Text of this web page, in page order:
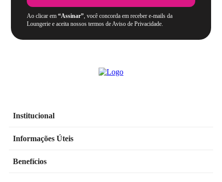
Ao clicar em“Assinar”, você concorda em receber e-mails da
Loungerie e aceita nossos termos de Aviso de Privacidade.
Institucional
Informações Úteis
Benefícios